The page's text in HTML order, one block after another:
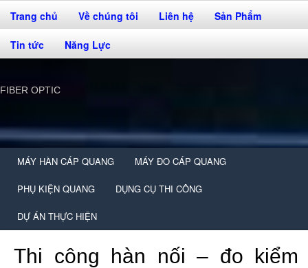
Trang chủ Về chúng tôi Liên hệ Sản Phẩm
Tin tức Năng Lực
FIBER OPTIC
MÁY HÀN CÁP QUANG MÁY ĐO CÁP QUANG
PHỤ KIỆN QUANG DỤNG CỤ THI CÔNG
DỰ ÁN THỰC HIỆN
Thi công hàn nối – đo kiểm